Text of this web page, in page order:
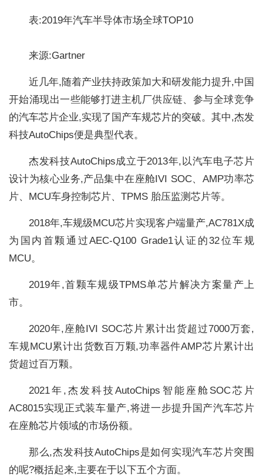
表:2019年汽车半导体市场全球TOP10
来源:Gartner
近几年,随着产业扶持政策加大和研发能力提升,中国
开始涌现出一些能够打进主机厂供应链、参与全球竞争
的汽车芯片企业,实现了国产车规芯片的突破。其中,杰发
科技AutoChips便是典型代表。
杰发科技AutoChips成立于2013年,以汽车电子芯片
设计为核心业务,产品集中在座舱IVI SOC、AMP功率芯
片、MCU车身控制芯片、TPMS 胎压监测芯片等。
2018年,车规级MCU芯片实现客户端量产,AC781X成
为国内首颗通过AEC-Q100 Grade1认证的32位车规
MCU。
2019年,首颗车规级TPMS单芯片解决方案量产上
市。
2020年,座舱IVI SOC芯片累计出货超过7000万套,
车规MCU累计出货数百万颗,功率器件AMP芯片累计出
货超过百万颗。
2021年,杰发科技AutoChips智能座舱SOC芯片
AC8015实现正式装车量产,将进一步提升国产汽车芯片
在座舱芯片领域的市场份额。
那么,杰发科技AutoChips是如何实现汽车芯片突围
的呢?概括起来,主要在于以下五个方面。